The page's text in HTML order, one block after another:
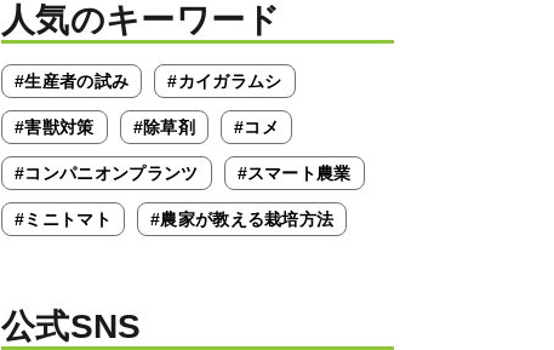
人気のキーワード
#生産者の試み #カイガラムシ
#害獣対策 #除草剤 #コメ
#コンパニオンプランツ #スマート農業
#ミニトマト #農家が教える栽培方法
公式SNS